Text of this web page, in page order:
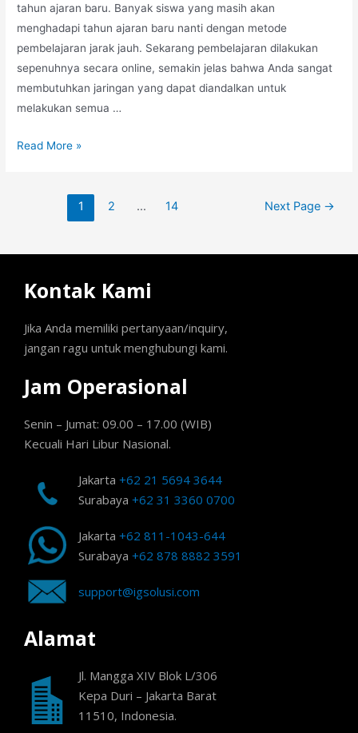
tahun ajaran baru. Banyak siswa yang masih akan
menghadapi tahun ajaran baru nanti dengan metode
pembelajaran jarak jauh. Sekarang pembelajaran dilakukan
sepenuhnya secara online, semakin jelas bahwa Anda sangat
membutuhkan jaringan yang dapat diandalkan untuk
melakukan semua …
Read More »
1 2 … 14 Next Page →
Kontak Kami
Jika Anda memiliki pertanyaan/inquiry,
jangan ragu untuk menghubungi kami.
Jam Operasional
Senin – Jumat: 09.00 – 17.00 (WIB)
Kecuali Hari Libur Nasional.
Jakarta +62 21 5694 3644
Surabaya +62 31 3360 0700
Jakarta +62 811-1043-644
Surabaya +62 878 8882 3591
support@igsolusi.com
Alamat
Jl. Mangga XIV Blok L/306
Kepa Duri – Jakarta Barat
11510, Indonesia.